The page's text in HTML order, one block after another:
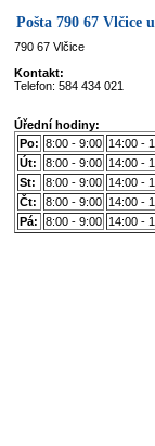
Pošta 790 67 Vlčice
790 67 Vlčice
Kontakt:
Telefon: 584 434 021
Úřední hodiny:
Po: 8:00 - 9:00 14:00 -
Út:
8:00 - 9:00 14:00 -
St:
8:00 - 9:00 14:00 -
Čt:
8:00 - 9:00 14:00 -
Pá:
8:00 - 9:00 14:00 -